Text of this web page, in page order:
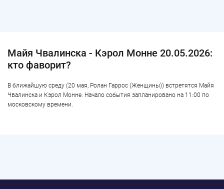
Майя Чвалинска - Кэрол Монне 20.05.2026:
кто фаворит?
В ближайшую среду (20 мая, Ролан Гаррос (Женщины)) встретятся Майя
Чвалинска и Кэрол Монне. Начало события запланировано на 11:00 по
московскому времени.